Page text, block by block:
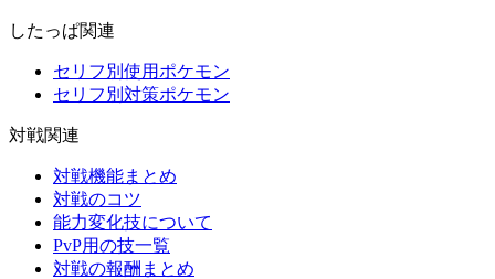
したっぱ関連
セリフ別使用ポケモン
セリフ別対策ポケモン
対戦関連
対戦機能まとめ
対戦のコツ
能力変化技について
PvP用の技一覧
対戦の報酬まとめ